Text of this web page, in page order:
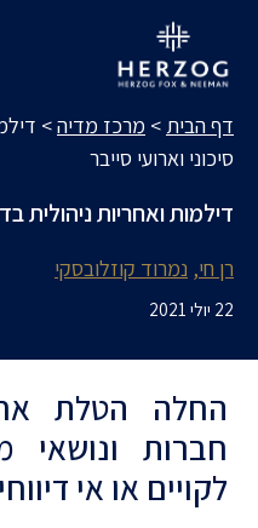
דף הבית > מרכז מדיה>
סיכוני וארועי סייבר
דילמות ואחריות ניהולית
רן חי נמרוד קוזלובסקי
22 יולי 2021
החלה הטלת
חברות ונושאי
לקויים או אי